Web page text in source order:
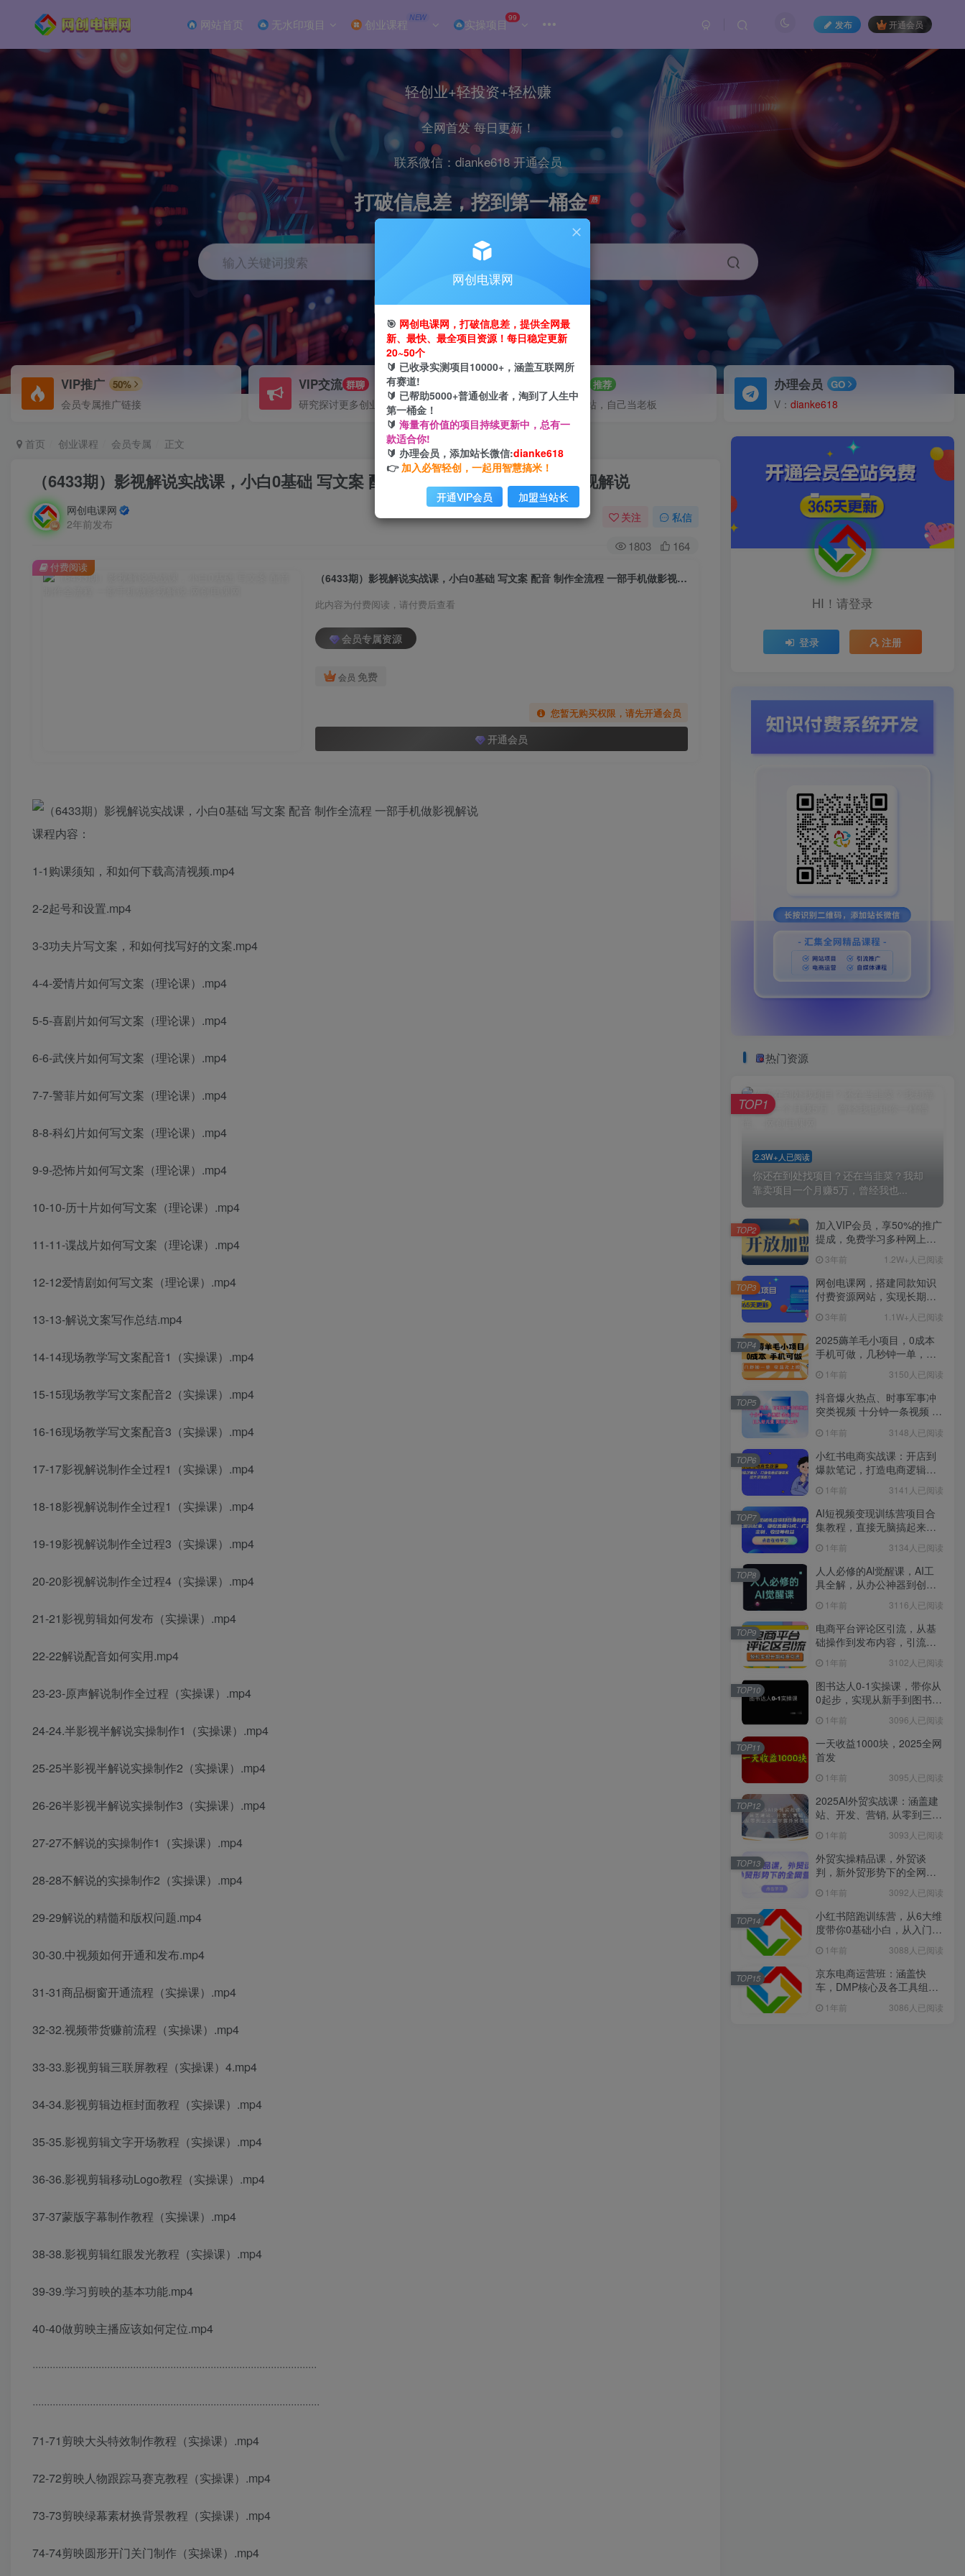
网站首页 无水印项目 创业课程 NEW 实操项目99
发布 开通会员
轻创业+轻投资+轻松赚
全网首发 每日更新！
联系微信：dianke618 开通会员
打破信息差，挖到第一桶金
输入关键词搜索
引流 抖音 小红书 直播 剪辑 电商
VIP推广 50%
会员专属推广链接
VIP交流 群聊
研究探讨更多创业项目路子。
推荐
搭建同款网站，自己当老板
办理会员 GO
V： dianke618
首页 创业课程 会员专属 正文
（6433期）影视解说实战课，小白0基础 写文案 配音 制作全流程 一部手机做影视解说
网创电课网
2年前发布
关注 私信
1803 164
（6433期）影视解说实战课，小白0基础 写文案 配音 制作全流程 一部手机做影视解说
此内容为付费阅读，请付费后查看
会员专属资源
会员 免费
您暂无购买权限，请先开通会员
开通会员
付费阅读
课程内容：
1-1购课须知，和如何下载高清视频.mp4
2-2起号和设置.mp4
3-3功夫片写文案，和如何找写好的文案.mp4
4-4-爱情片如何写文案（理论课）.mp4
5-5-喜剧片如何写文案（理论课）.mp4
6-6-武侠片如何写文案（理论课）.mp4
7-7-警菲片如何写文案（理论课）.mp4
8-8-科幻片如何写文案（理论课）.mp4
9-9-恐怖片如何写文案（理论课）.mp4
10-10-历十片如何写文案（理论课）.mp4
11-11-谍战片如何写文案（理论课）.mp4
12-12爱情剧如何写文案（理论课）.mp4
13-13-解说文案写作总结.mp4
14-14现场教学写文案配音1（实操课）.mp4
15-15现场教学写文案配音2（实操课）.mp4
16-16现场教学写文案配音3（实操课）.mp4
17-17影视解说制作全过程1（实操课）.mp4
18-18影视解说制作全过程1（实操课）.mp4
19-19影视解说制作全过程3（实操课）.mp4
20-20影视解说制作全过程4（实操课）.mp4
21-21影视剪辑如何发布（实操课）.mp4
22-22解说配音如何实用.mp4
23-23-原声解说制作全过程（实操课）.mp4
24-24.半影视半解说实操制作1（实操课）.mp4
25-25半影视半解说实操制作2（实操课）.mp4
26-26半影视半解说实操制作3（实操课）.mp4
27-27不解说的实操制作1（实操课）.mp4
28-28不解说的实操制作2（实操课）.mp4
29-29解说的精髓和版权问题.mp4
30-30.中视频如何开通和发布.mp4
31-31商品橱窗开通流程（实操课）.mp4
32-32.视频带货赚前流程（实操课）.mp4
33-33.影视剪辑三联屏教程（实操课）4.mp4
34-34.影视剪辑边框封面教程（实操课）.mp4
35-35.影视剪辑文字开场教程（实操课）.mp4
36-36.影视剪辑移动Logo教程（实操课）.mp4
37-37蒙版字幕制作教程（实操课）.mp4
38-38.影视剪辑红眼发光教程（实操课）.mp4
39-39.学习剪映的基本功能.mp4
40-40做剪映主播应该如何定位.mp4
···································································································
····································································································
71-71剪映大头特效制作教程（实操课）.mp4
72-72剪映人物跟踪马赛克教程（实操课）.mp4
73-73剪映绿幕素材换背景教程（实操课）.mp4
74-74剪映圆形开门关门制作（实操课）.mp4
HI！请登录
登录 注册
热门资源
2.3W+人已阅读
你还在到处找项目？还在当韭菜？我却
靠卖项目一个月赚5万，曾经我也...
TOP1
加入VIP会员，享50%的推广
提成，免费学习多种网上创
3年前 1.2W+人已阅读
TOP2
网创电课网，搭建同款知识
付费资源网站，实现长期稳
3年前 1.1W+人已阅读
TOP3
2025薅羊毛小项目，0成本
手机可做，几秒钟一单，收
1年前 3150人已阅读
TOP4
抖音爆火热点、时事军事冲
突类视频 十分钟一条视频 条
手 1年前 3148人已阅读
TOP5
小红书电商实战课：开店到
爆款笔记，打造电商逻辑体
1年前 3141人已阅读
TOP6
AI短视频变现训练营项目合
集教程，直接无脑搞起来，
制、收徒等收益
1年前 3134人已阅读
TOP7
人人必修的Al觉醒课，AI工
具全解，从办公神器到创意
1年前 3116人已阅读
TOP8
电商平台评论区引流，从基
础操作到发布内容，引流技
1年前 3102人已阅读
TOP9
图书达人0-1实操课，带你从
0起步，实现从新手到图书达
1年前 3096人已阅读
TOP10
一天收益1000块，2025全网
首发
1年前 3095人已阅读
TOP11
2025AI外贸实战课：涵盖建
站、开发、营销, 从零到三全
1年前 3093人已阅读
TOP12
外贸实操精品课，外贸谈
判，新外贸形势下的全网营
1年前 3092人已阅读
TOP13
小红书陪跑训练营，从6大维
度带你0基础小白，从入门到
1年前 3088人已阅读
TOP14
京东电商运营班：涵盖快
车，DMP核心及各工具组
1年前 3086人已阅读
TOP15
网创电课网
🎯 网创电课网，打破信息差，提供全网最
新、最快、最全项目资源！每日稳定更新
20~50个
🔰 已收录实测项目10000+，涵盖互联网所
有赛道!
🔰 已帮助5000+普通创业者，淘到了人生中
第一桶金！
🔰 海量有价值的项目持续更新中，总有一
款适合你!
🔰 办理会员，添加站长微信:dianke618
👉 加入必智轻创，一起用智慧搞米！
开通VIP会员 加盟当站长